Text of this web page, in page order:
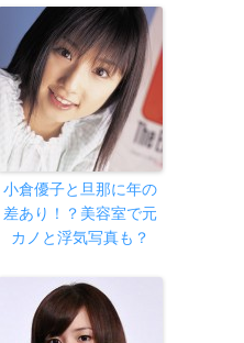
小倉優子と旦那に年の
差あり！？美容室で元
カノと浮気写真も？